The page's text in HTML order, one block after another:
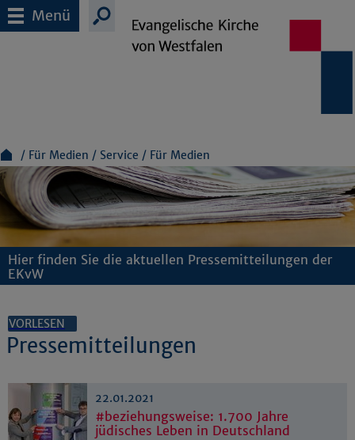
Menü
Für Medien Service Für Medien
Hier finden Sie die aktuellen Pressemitteilungen der
EKvW
VORLESEN
Pressemitteilungen
22.01.2021
#beziehungsweise: 1.700 Jahre
jüdisches Leben in Deutschland